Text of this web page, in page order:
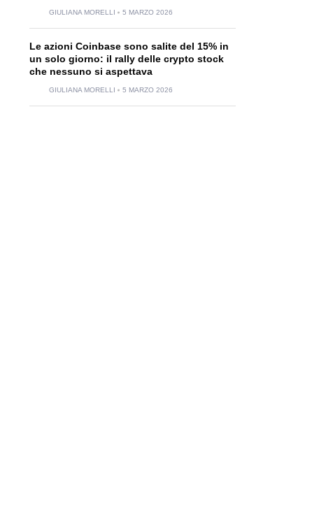
GIULIANA MORELLI 5 MARZO 2026
Le azioni Coinbase sono salite del 15% in
un solo giorno: il rally delle crypto stock
che nessuno si aspettava
GIULIANA MORELLI 5 MARZO 2026